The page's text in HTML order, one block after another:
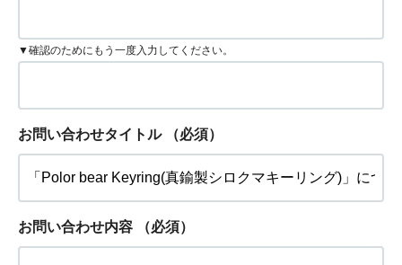
▼確認のためにもう一度入力してください。
お問い合わせタイトル （必須）
お問い合わせ内容 （必須）